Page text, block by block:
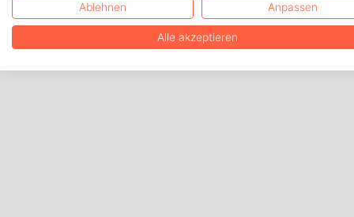
Ablehnen Anpassen
Alle akzeptieren